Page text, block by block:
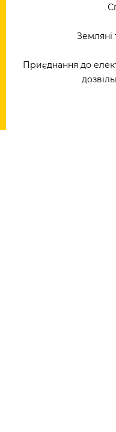
Земляні
Приєднання до